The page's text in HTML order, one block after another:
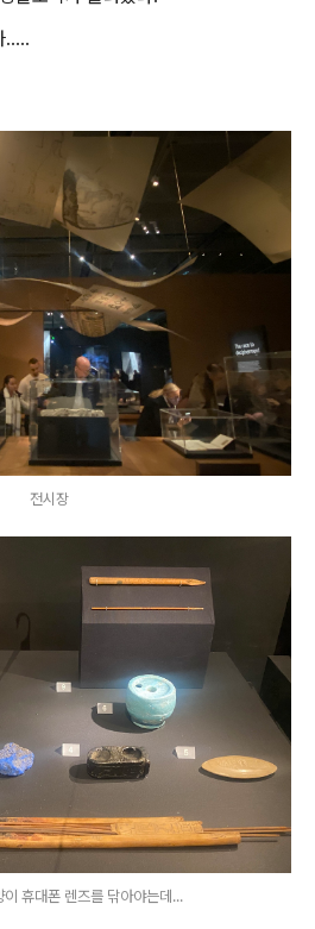
…..
전시장
휴대폰 렌즈를 닦아야는데...